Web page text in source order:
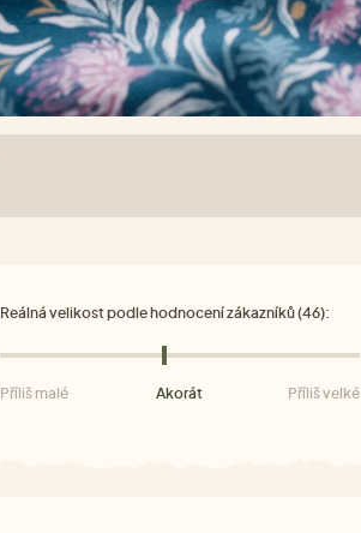
Reálná velikost podle hodnocení zákazníků (46):
Příliš malé Akorát Příliš velké